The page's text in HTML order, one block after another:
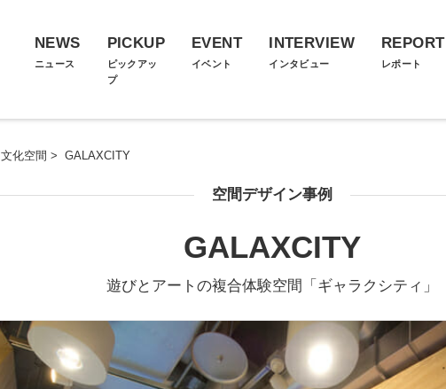
NEWS
ニュース
PICKUP
ピックアッ
プ
EVENT
イベント
INTERVIEW
インタビュー
REPORT
レポート
文化空間 > GALAXCITY
空間デザイン事例
GALAXCITY
遊びとアートの複合体験空間「ギャラクシティ」